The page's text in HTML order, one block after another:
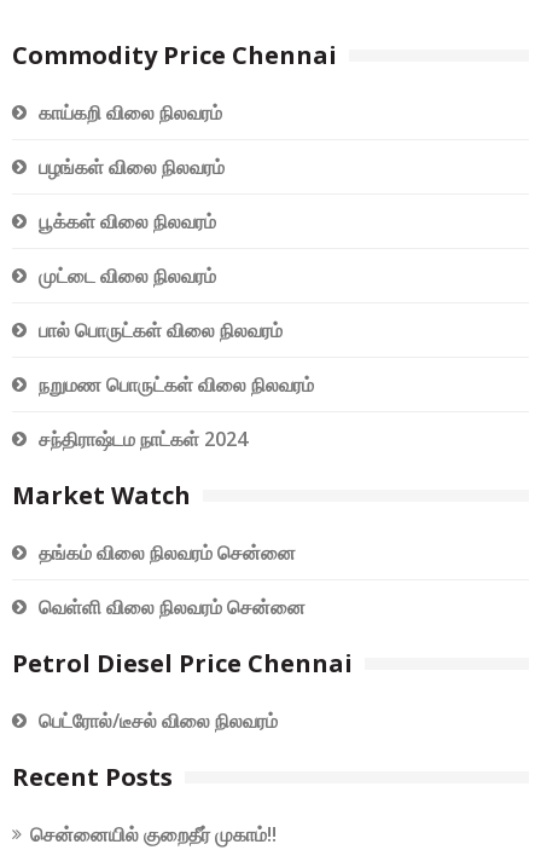
Commodity Price Chennai
காய்கறி விலை நிலவரம்
பழங்கள் விலை நிலவரம்
பூக்கள் விலை நிலவரம்
முட்டை விலை நிலவரம்
பால் பொருட்கள் விலை நிலவரம்
நறுமண பொருட்கள் விலை நிலவரம்
சந்திராஷ்டம நாட்கள் 2024
Market Watch
தங்கம் விலை நிலவரம் சென்னை
வெள்ளி விலை நிலவரம் சென்னை
Petrol Diesel Price Chennai
பெட்ரோல்/டீசல் விலை நிலவரம்
Recent Posts
சென்னையில் குறைதீர் முகாம்!!